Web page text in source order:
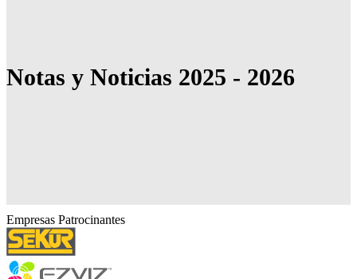
Notas y Noticias 2025 - 2026
Empresas Patrocinantes